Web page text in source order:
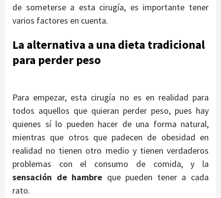
de someterse a esta cirugía, es importante tener
varios factores en cuenta.
La alternativa a una dieta tradicional
para perder peso
Para empezar, esta cirugía no es en realidad para
todos aquellos que quieran perder peso, pues hay
quienes sí lo pueden hacer de una forma natural,
mientras que otros que padecen de obesidad en
realidad no tienen otro medio y tienen verdaderos
problemas con el consumo de comida, y la
sensación de hambre que pueden tener a cada
rato.